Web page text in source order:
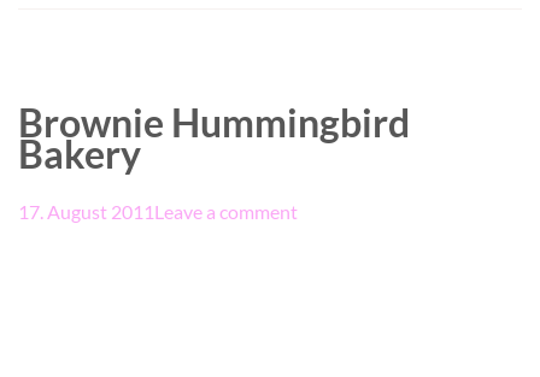
Brownie Hummingbird
Bakery
17. August 2011 Leave a comment